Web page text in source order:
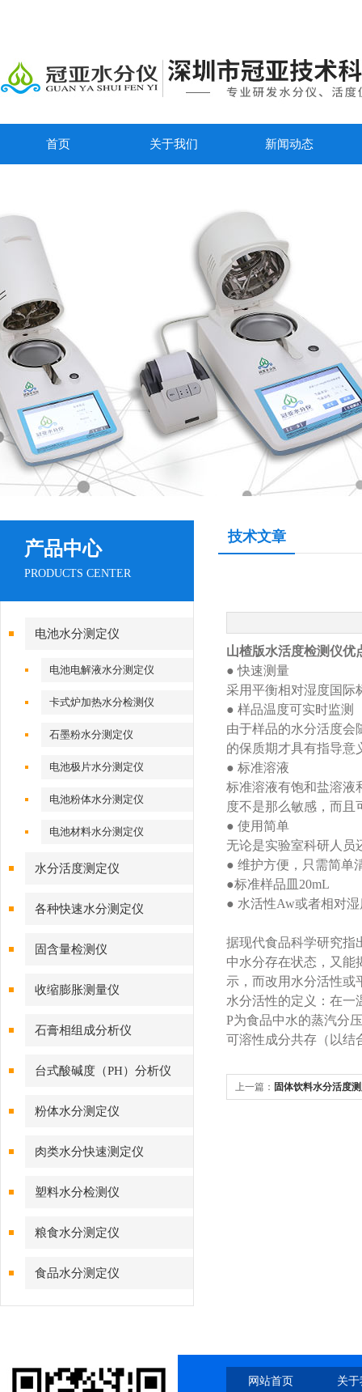
首页 关于我们 新闻动态
产品中心
PRODUCTS CENTER
电池水分测定仪
电池电解液水分测定仪
卡式炉加热水分检测仪
石墨粉水分测定仪
电池极片水分测定仪
电池粉体水分测定仪
电池材料水分测定仪
水分活度测定仪
各种快速水分测定仪
固含量检测仪
收缩膨胀测量仪
石膏相组成分析仪
台式酸碱度（PH）分析仪
粉体水分测定仪
肉类水分快速测定仪
塑料水分检测仪
粮食水分测定仪
食品水分测定仪
技术文章
山楂版水活度检测仪优
● 快速测量
采用平衡相对湿度国际
● 样品温度可实时监测
由于样品的水分活度会
的保质期才具有指导意
● 标准溶液
标准溶液有饱和盐溶液
度不是那么敏感，而且
● 使用简单
无论是实验室科研人员
● 维护方便，只需简单
●标准样品皿20mL
● 水活性Aw或者相对
据现代食品科学研究指
中水分存在状态，又能
示，而改用水分活性或
水分活性的定义：在一
P为食品中水的蒸汽分
可溶性成分共存（以结
上一篇： 固体饮料水分活度
网站首页 关